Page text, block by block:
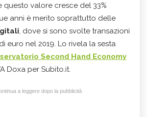
questo valore cresce del 33%
anni è merito soprattutto delle
, dove si sono svolte transazioni
euro nel 2019. Lo rivela la sesta
Second Hand Economy
Doxa per Subito.it.
a leggere dopo la pubblicità